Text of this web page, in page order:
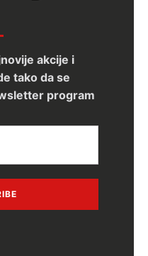
akcije i
tako da se
program